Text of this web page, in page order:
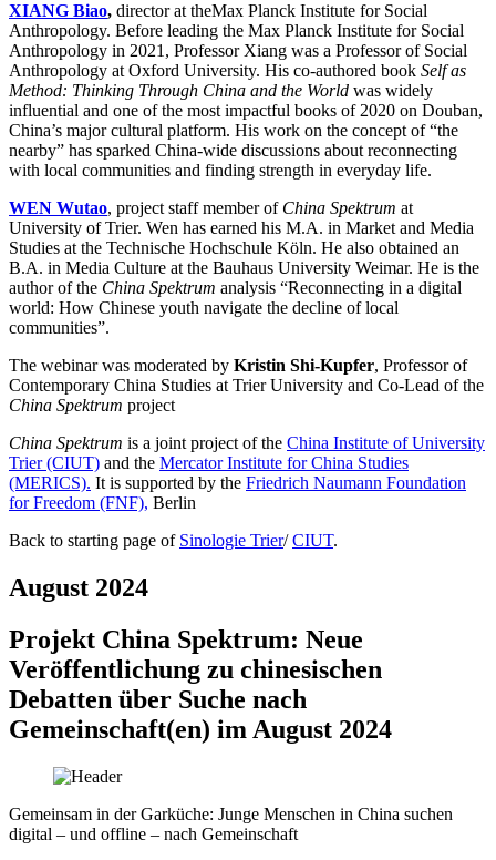
XIANG Biao, director at theMax Planck Institute for Social
Anthropology. Before leading the Max Planck Institute for Social
Anthropology in 2021, Professor Xiang was a Professor of Social
Anthropology at Oxford University. His co-authored book Self as
Method: Thinking Through China and the World was widely
influential and one of the most impactful books of 2020 on Douban,
China’s major cultural platform. His work on the concept of “the
nearby” has sparked China-wide discussions about reconnecting
with local communities and finding strength in everyday life.
WEN Wutao, project staff member of China Spektrum at
University of Trier. Wen has earned his M.A. in Market and Media
Studies at the Technische Hochschule Köln. He also obtained an
B.A. in Media Culture at the Bauhaus University Weimar. He is the
author of the China Spektrum analysis “Reconnecting in a digital
world: How Chinese youth navigate the decline of local
communities”.
The webinar was moderated by Kristin Shi-Kupfer, Professor of
Contemporary China Studies at Trier University and Co-Lead of the
China Spektrum project
China Spektrum is a joint project of the China Institute of University
Trier (CIUT) and the Mercator Institute for China Studies
(MERICS). It is supported by the Friedrich Naumann Foundation
for Freedom (FNF), Berlin
Back to starting page of Sinologie Trier/CIUT.
August 2024
Projekt China Spektrum: Neue
Veröffentlichung zu chinesischen
Debatten über Suche nach
Gemeinschaft(en) im August 2024
Gemeinsam in der Garküche: Junge Menschen in China suchen
digital – und offline – nach Gemeinschaft